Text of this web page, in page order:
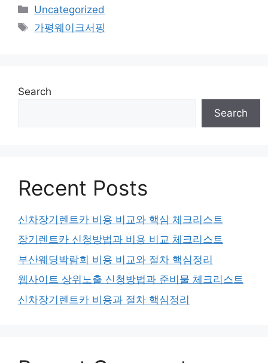
Categories
Uncategorized
Tags
가평웨이크서핑
Search
Search
Recent Posts
신차장기렌트카 비용 비교와 핵심 체크리스트
장기렌트카 신청방법과 비용 비교 체크리스트
부산웨딩박람회 비용 비교와 절차 핵심정리
웹사이트 상위노출 신청방법과 준비물 체크리스트
신차장기렌트카 비용과 절차 핵심정리